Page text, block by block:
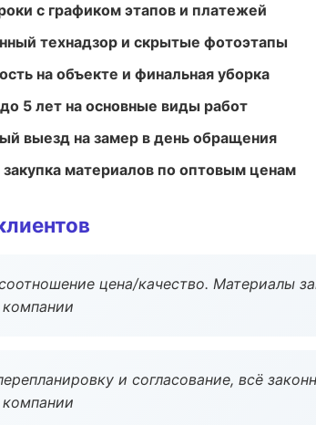
с графиком этапов и платежей
технадзор и скрытые фотоэтапы
на объекте и финальная уборка
до 5 лет на основные виды работ
выезд на замер в день обращения
материалов по оптовым ценам
цена/качество. Материалы
и согласование, всё